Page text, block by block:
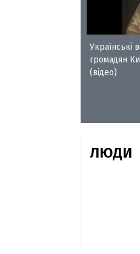
Українські
громадян
(відео)
ЛЮДИ